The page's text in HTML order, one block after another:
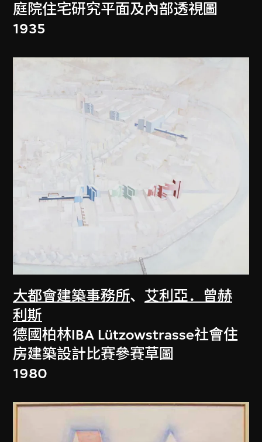
庭院住宅研究平面及內部透視圖
1935
大都會建築事務所、 艾利亞．曾赫
利斯
德國柏林IBA Lützowstrasse社會住
房建築設計比賽參賽草圖
1980